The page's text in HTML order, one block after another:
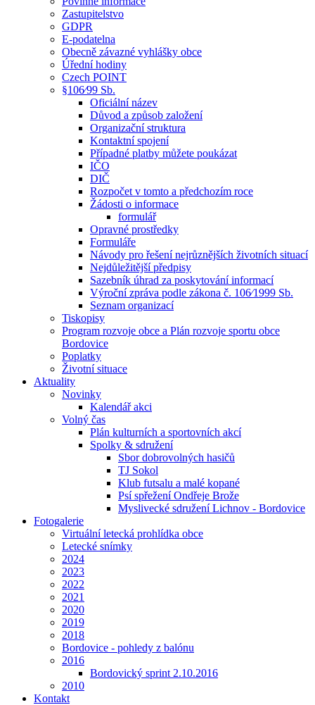
Zastupitelstvo
GDPR
E-podatelna
Obecně závazné vyhlášky obce
Úřední hodiny
Czech POINT
§106⁄99 Sb.
Oficiální název
Důvod a způsob založení
Organizační struktura
Kontaktní spojení
Případné platby můžete poukázat
IČO
DIČ
Rozpočet v tomto a předchozím roce
Žádosti o informace
formulář
Opravné prostředky
Formuláře
Návody pro řešení nejrůznějších životních situací
Nejdůležitější předpisy
Sazebník úhrad za poskytování informací
Výroční zpráva podle zákona č. 106⁄1999 Sb.
Seznam organizací
Tiskopisy
Program rozvoje obce a Plán rozvoje sportu obce
Bordovice
Poplatky
Životní situace
Aktuality
Novinky
Kalendář akci
Volný čas
Plán kulturních a sportovních akcí
Spolky & sdružení
Sbor dobrovolných hasičů
TJ Sokol
Klub futsalu a malé kopané
Psí spřežení Ondřeje Brože
Myslivecké sdružení Lichnov - Bordovice
Fotogalerie
Virtuální letecká prohlídka obce
Letecké snímky
2024
2023
2022
2021
2020
2019
2018
Bordovice - pohledy z balónu
2016
Bordovický sprint 2.10.2016
2010
Kontakt